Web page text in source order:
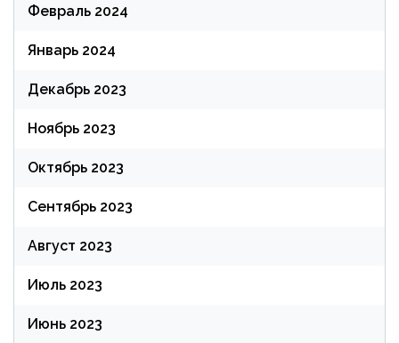
Февраль 2024
Январь 2024
Декабрь 2023
Ноябрь 2023
Октябрь 2023
Сентябрь 2023
Август 2023
Июль 2023
Июнь 2023